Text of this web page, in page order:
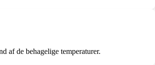
af de behagelige temperaturer.